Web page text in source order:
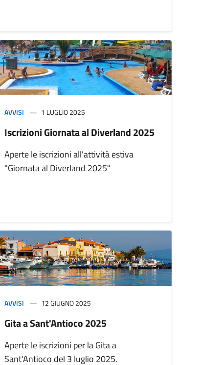
AVVISI 1 LUGLIO 2025
Iscrizioni Giornata al Diverland 2025
Aperte le iscrizioni all'attività estiva
"Giornata al Diverland 2025"
AVVISI 12 GIUGNO 2025
Gita a Sant'Antioco 2025
Aperte le iscrizioni per la Gita a
Sant'Antioco del 3 luglio 2025.